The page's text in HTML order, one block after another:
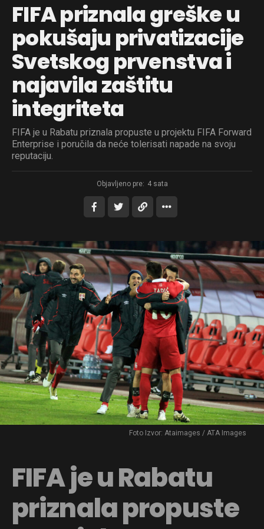
FIFA priznala greške u
pokušaju privatizacije
Svetskog prvenstva i
najavila zaštitu
integriteta
FIFA je u Rabatu priznala propuste u projektu FIFA Forward
Enterprise i poručila da neće tolerisati napade na svoju
reputaciju.
Objavljeno pre: 4 sata
Foto Izvor: Ataimages / ATA Images
FIFA je u Rabatu
priznala propuste